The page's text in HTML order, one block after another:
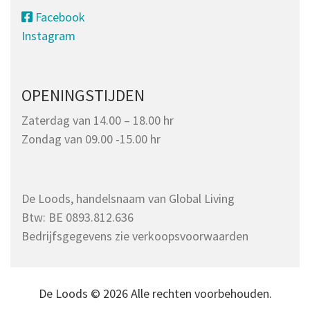
Facebook
Instagram
OPENINGSTIJDEN
Zaterdag van 14.00 – 18.00 hr
Zondag van 09.00 -15.00 hr
De Loods, handelsnaam van Global Living
Btw: BE 0893.812.636
Bedrijfsgegevens zie verkoopsvoorwaarden
De Loods © 2026 Alle rechten voorbehouden.